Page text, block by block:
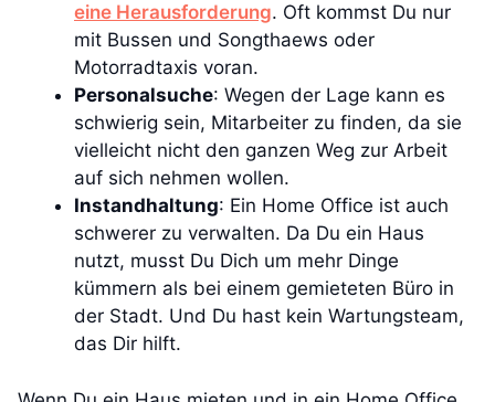
eine Herausforderung. Oft kommst Du nur
mit Bussen und Songthaews oder
Motorradtaxis voran.
Personalsuche: Wegen der Lage kann es
schwierig sein, Mitarbeiter zu finden, da sie
vielleicht nicht den ganzen Weg zur Arbeit
auf sich nehmen wollen.
Instandhaltung: Ein Home Office ist auch
schwerer zu verwalten. Da Du ein Haus
nutzt, musst Du Dich um mehr Dinge
kümmern als bei einem gemieteten Büro in
der Stadt. Und Du hast kein Wartungsteam,
das Dir hilft.